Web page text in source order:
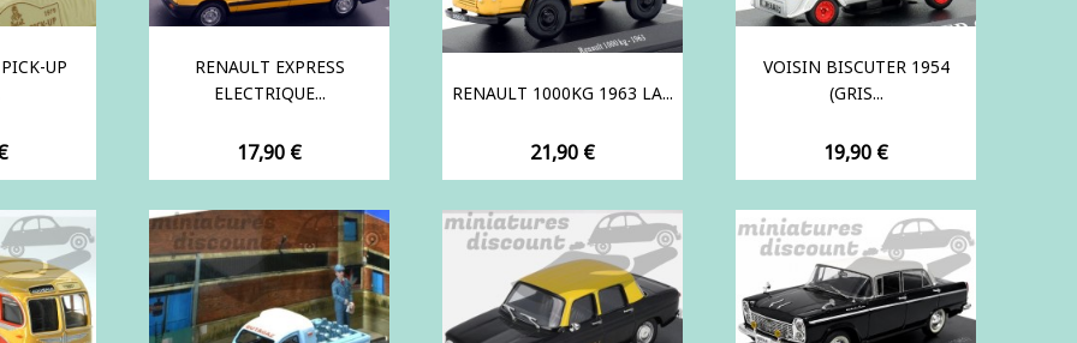
UP
RENAULT EXPRESS
ELECTRIQUE...
Prix
17,90 €
RENAULT 1000KG 1963 LA...
Prix
21,90 €
VOISIN BISCUTER 1954
(GRIS...
Prix
19,90 €